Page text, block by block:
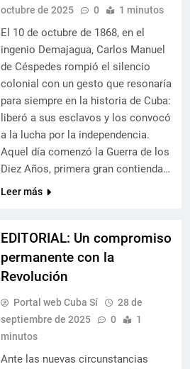
octubre de 2025
0 1 minutos
El 10 de octubre de 1868, en el
ingenio Demajagua, Carlos Manuel
de Céspedes rompió el silencio
colonial con un gesto que resonaría
para siempre en la historia de Cuba:
liberó a sus esclavos y los convocó
a la lucha por la independencia.
Aquel día comenzó la Guerra de los
Diez Años, primera gran contienda…
Leer más
EDITORIAL: Un compromiso
permanente con la
Revolución
Portal web Cuba Sí
28 de
septiembre de 2025
0
1
minutos
Ante las nuevas circunstancias